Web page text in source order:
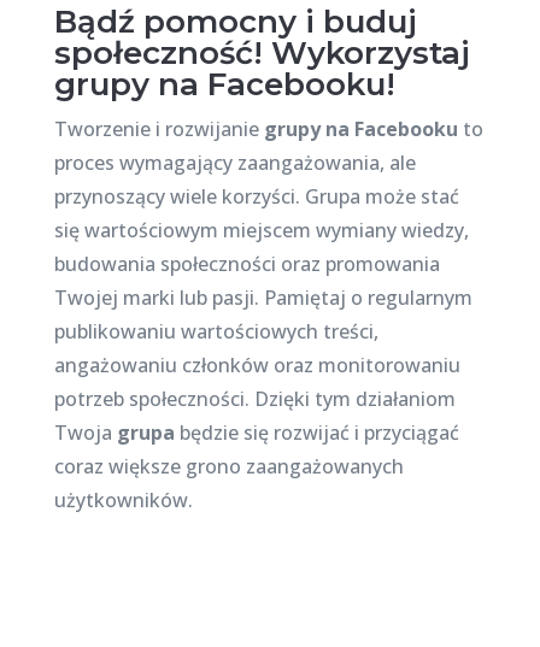
Bądź pomocny i buduj
społeczność! Wykorzystaj
grupy na Facebooku!
Tworzenie i rozwijanie grupy na Facebooku to
proces wymagający zaangażowania, ale
przynoszący wiele korzyści. Grupa może stać
się wartościowym miejscem wymiany wiedzy,
budowania społeczności oraz promowania
Twojej marki lub pasji. Pamiętaj o regularnym
publikowaniu wartościowych treści,
angażowaniu członków oraz monitorowaniu
potrzeb społeczności. Dzięki tym działaniom
Twoja grupa będzie się rozwijać i przyciągać
coraz większe grono zaangażowanych
użytkowników.